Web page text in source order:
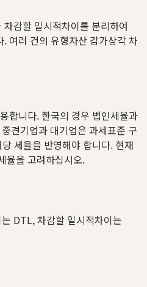
감할 일시적차이를 분리하여
여러 건의 유형자산 감가상각 차
합니다. 한국의 경우 법인세율과
견기업과 대기업은 과세표준 구
세율을 반영해야 합니다. 현재
율을 고려하십시오.
DTL, 차감할 일시적차이는